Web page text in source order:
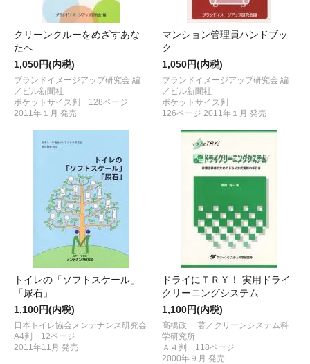
クリーンクルーをめざすあな
たへ
1,050円(内税)
ブランドイメージアップ研究会 編
／ビル新聞社
ポケットサイズ判 128ページ
2011年１月 発売
マンション管理員ハンドブッ
ク
1,050円(内税)
ブランドイメージアップ研究会 編
／ビル新聞社
ポケットサイズ判
126ページ 2011年１月 発売
トイレの「ソフトスケール」
「尿石」
1,100円(内税)
日本トイレ協会メンテナンス研究会
A4判 12ページ
2011年11月 発売
ドライにＴＲＹ！ 実用ドライ
クリーニングシステム
1,100円(内税)
高橋政一 著／クリーンシステム科
学研究所
Ａ４判 118ページ
2000年９月 発売